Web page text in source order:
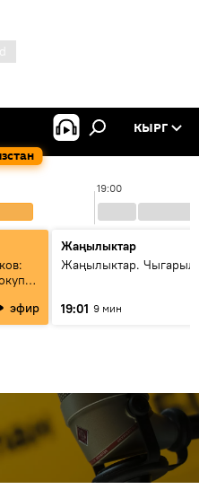
КЫРГ
19:00
эфир
Жаңылыктар
Жаңылыктар.
19:01 9 мин